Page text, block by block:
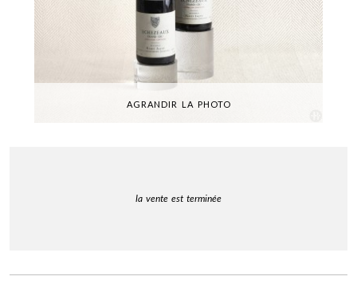
AGRANDIR LA PHOTO
la vente est terminée